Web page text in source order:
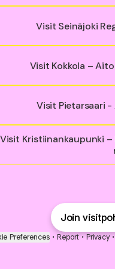
Visit Seinäjoki
Visit Kokkola –
Visit Pietarsaari
Visit Kristiinankaupunki
Join
Preferences • Report • Privacy •